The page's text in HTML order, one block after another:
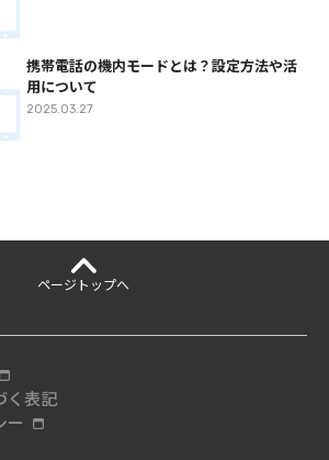
携帯電話の機内モードとは？設定方法や活
用について
2025.03.27
ページ トップへ
く表記
ー